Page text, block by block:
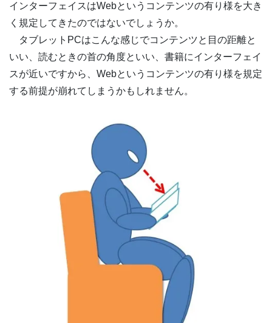
インターフェイスはWebというコンテンツの有り様を大き
く規定してきたのではないでしょうか。
タブレットPCはこんな感じでコンテンツと目の距離と
いい、読むときの首の角度といい、書籍にインターフェイ
スが近いですから、Webというコンテンツの有り様を規定
する前提が崩れてしまうかもしれません。